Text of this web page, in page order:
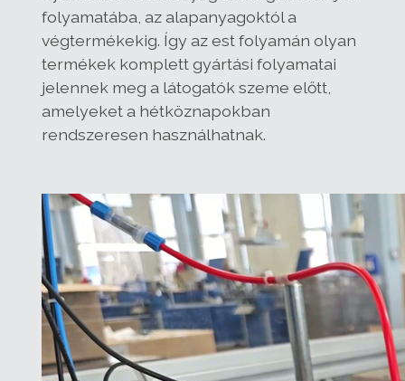
folyamatába, az alapanyagoktól a
végtermékekig. Így az est folyamán olyan
termékek komplett gyártási folyamatai
jelennek meg a látogatók szeme előtt,
amelyeket a hétköznapokban
rendszeresen használhatnak.